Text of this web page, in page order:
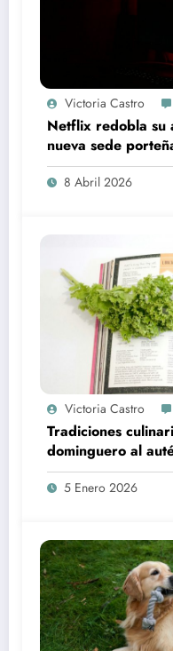
Victoria Castro
Netflix redobla su
nueva sede
de producciones
8 Abril 2026
Victoria Castro
Tradiciones
dominguero al
francés
5 Enero 2026